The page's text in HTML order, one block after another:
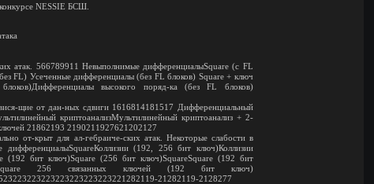
NESSIE БСШ.
атак. 566789911 Невыполнимые дифференциалыSquare (с FL
FL) Усеченные дифференциалы (без FL блоков) Square + ключ
высокого поряд-ка (без FL блоков)
щие от дан-ных сдвиги 1616814181517 Дифференциальный
криптоанализМультилинейный криптоанализ + 2-
21862193 2190211927621202127
от-крыт для ал-гебраиче-ских атак. Некоторые слабости в
(192, 256 бит ключ)Коллизии
(192 бит ключ)Square (256 бит ключ)SquareSquare (192 бит
256 связанных ключей (192 бит ключ)
21282119-2128277